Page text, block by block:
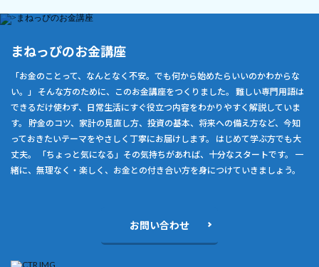
まねっぴのお金講座
「お金のことって、なんとなく不安。でも何から始めたらいいのかわからな
い。」 そんな方のために、このお金講座をつくりました。 難しい専門用語は
できるだけ使わず、日常生活にすぐ役立つ内容をわかりやすく解説していま
す。 貯金のコツ、家計の見直し方、投資の基本、将来への備え方など、今知
っておきたいテーマをやさしく丁寧にお届けします。 はじめて学ぶ方でも大
丈夫。 「ちょっと気になる」その気持ちがあれば、十分なスタートです。 一
緒に、無理なく・楽しく、お金との付き合い方を身につけていきましょう。
お問い合わせ